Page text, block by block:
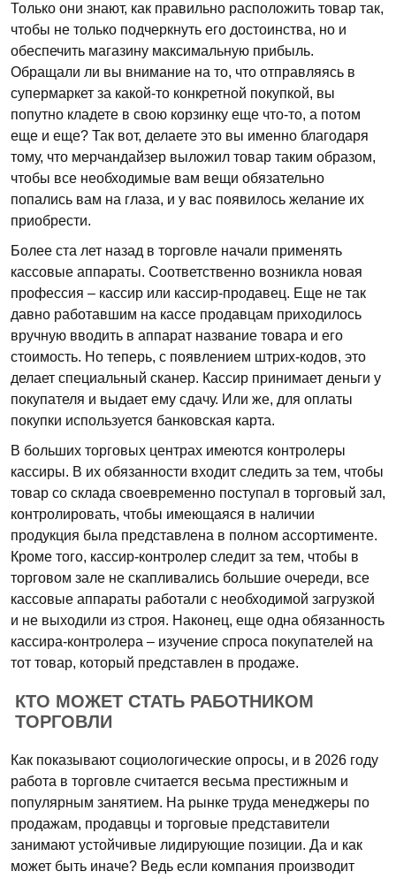
Только они знают, как правильно расположить товар так,
чтобы не только подчеркнуть его достоинства, но и
обеспечить магазину максимальную прибыль.
Обращали ли вы внимание на то, что отправляясь в
супермаркет за какой-то конкретной покупкой, вы
попутно кладете в свою корзинку еще что-то, а потом
еще и еще? Так вот, делаете это вы именно благодаря
тому, что мерчандайзер выложил товар таким образом,
чтобы все необходимые вам вещи обязательно
попались вам на глаза, и у вас появилось желание их
приобрести.
Более ста лет назад в торговле начали применять
кассовые аппараты. Соответственно возникла новая
профессия – кассир или кассир-продавец. Еще не так
давно работавшим на кассе продавцам приходилось
вручную вводить в аппарат название товара и его
стоимость. Но теперь, с появлением штрих-кодов, это
делает специальный сканер. Кассир принимает деньги у
покупателя и выдает ему сдачу. Или же, для оплаты
покупки используется банковская карта.
В больших торговых центрах имеются контролеры
кассиры. В их обязанности входит следить за тем, чтобы
товар со склада своевременно поступал в торговый зал,
контролировать, чтобы имеющаяся в наличии
продукция была представлена в полном ассортименте.
Кроме того, кассир-контролер следит за тем, чтобы в
торговом зале не скапливались большие очереди, все
кассовые аппараты работали с необходимой загрузкой
и не выходили из строя. Наконец, еще одна обязанность
кассира-контролера – изучение спроса покупателей на
тот товар, который представлен в продаже.
КТО МОЖЕТ СТАТЬ РАБОТНИКОМ
ТОРГОВЛИ
Как показывают социологические опросы, и в 2026 году
работа в торговле считается весьма престижным и
популярным занятием. На рынке труда менеджеры по
продажам, продавцы и торговые представители
занимают устойчивые лидирующие позиции. Да и как
может быть иначе? Ведь если компания производит